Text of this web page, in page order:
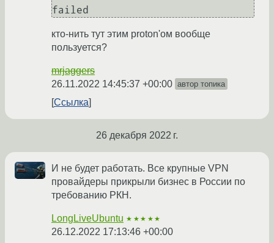
кто-нить тут этим proton'ом вообще
пользуется?
mrjaggers
26.11.2022 14:45:37 +00:00 автор топика
Ссылка
26 декабря 2022 г.
И не будет работать. Все крупные VPN
провайдеры прикрыли бизнес в России по
требованию РКН.
LongLiveUbuntu ★★★★★
26.12.2022 17:13:46 +00:00